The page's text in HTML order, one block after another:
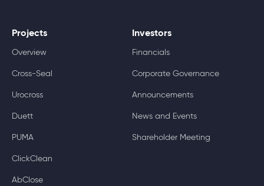
Projects
Overview
Cross-Seal
Urocross
Duett
PUMA
ClickClean
AbClose
Investors
Financials
Corporate Governance
Announcements
News and Events
Shareholder Meeting